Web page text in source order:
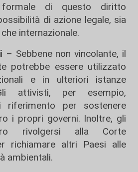
formale di questo diritto
di azione legale, sia
internazionale.
– Sebbene non vincolante, il
potrebbe essere utilizzato
e in ulteriori istanze
attivisti, per esempio,
riferimento per sostenere
i propri governi. Inoltre, gli
rivolgersi alla Corte
richiamare altri Paesi alle
ambientali.